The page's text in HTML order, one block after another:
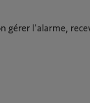
gérer l'alarme,